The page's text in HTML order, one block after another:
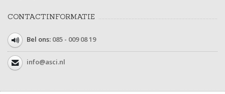
CONTACTINFORMATIE
Bel ons: 085 - 009 08 19
info@asci.nl